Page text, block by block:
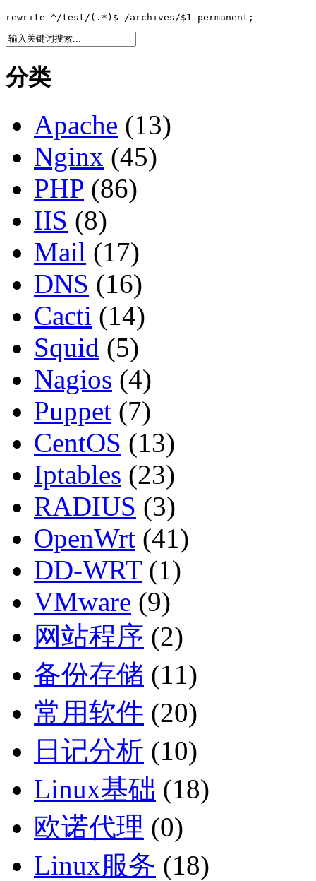
rewrite ^/test/(.*)$ /archives/$1 permanent;
分类
Apache (13)
Nginx (45)
PHP (86)
IIS (8)
Mail (17)
DNS (16)
Cacti (14)
Squid (5)
Nagios (4)
Puppet (7)
CentOS (13)
Iptables (23)
RADIUS (3)
OpenWrt (41)
DD-WRT(1)
VMware (9)
网站程序 (2)
备份存储 (11)
常用软件 (20)
日记分析 (10)
Linux基础 (18)
欧诺代理 (0)
Linux服务 (18)